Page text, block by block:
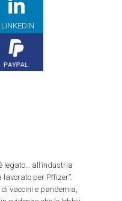
LINKEDIN
legato… all’industria
per Pffizer”.
vaccini e pandemia,